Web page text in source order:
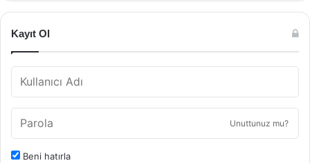
Kayıt Ol
Unuttunuz mu?
Beni hatırla